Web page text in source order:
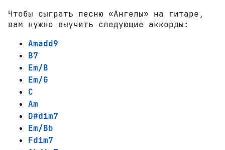
Чтобы сыграть песню «Ангелы» на гитаре,
вам нужно выучить следующие аккорды:
Amadd9
B7
Em/B
Em/G
C
Am
D#dim7
Em/Bb
Fdim7